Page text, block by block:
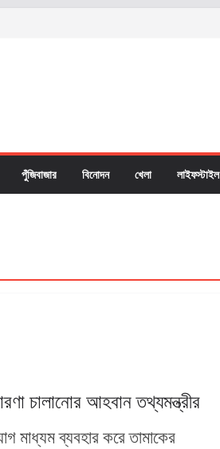
পুঁজিবাজার বিনোদন খেলা লাইফস্টাইল
চালানোর আহবান তথ্যমন্ত্রীর
মাধ্যম ব্যবহার করে তামাকের